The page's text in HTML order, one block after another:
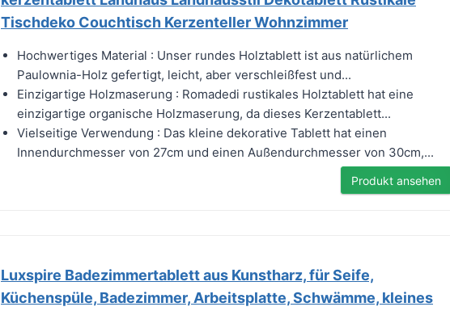
Tischdeko Couchtisch Kerzenteller Wohnzimmer
Hochwertiges Material : Unser rundes Holztablett ist aus natürlichem
Paulownia-Holz gefertigt, leicht, aber verschleißfest und...
Einzigartige Holzmaserung : Romadedi rustikales Holztablett hat eine
einzigartige organische Holzmaserung, da dieses Kerzentablett...
Vielseitige Verwendung : Das kleine dekorative Tablett hat einen
Innendurchmesser von 27cm und einen Außendurchmesser von 30cm,...
Produkt ansehen
Luxspire Badezimmertablett aus Kunstharz, für Seife,
Küchenspüle, Badezimmer, Arbeitsplatte, Schwämme, kleines